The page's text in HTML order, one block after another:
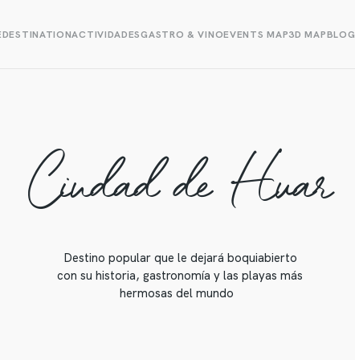
DESTINATIONACTIVIDADESGASTRO & VINOEVENTS MAP3D MAPBLOG
Ciudad de Hvar
Destino popular que le dejará boquiabierto
con su historia, gastronomía y las playas más
hermosas del mundo